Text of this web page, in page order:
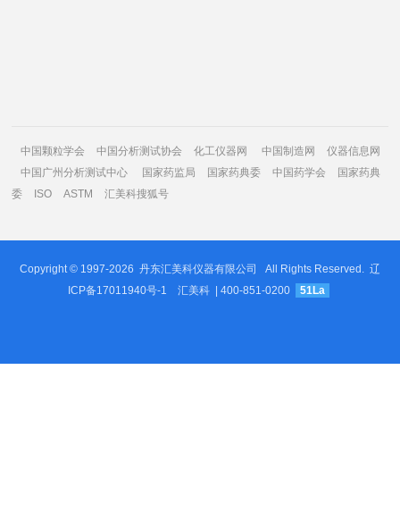
中国颗粒学会 中国分析测试协会 化工仪器网 中国制造网
仪器信息网
中国广州分析测试中心
国家药监局 国家药典委 中国药学会
国家药典
委
ISO ASTM 汇美科搜狐号
Copyright © 1997-2026 丹东汇美科仪器有限公司 All Rights Reserved. 辽
ICP备17011940号-1
汇美科 | 400-851-0200 51La